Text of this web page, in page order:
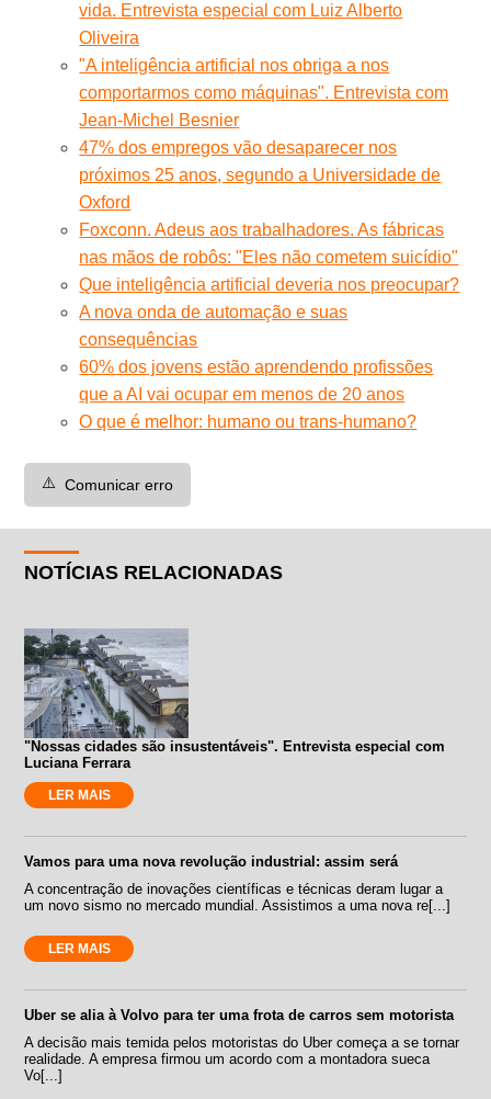
vida. Entrevista especial com Luiz Alberto
Oliveira
"A inteligência artificial nos obriga a nos
comportarmos como máquinas". Entrevista com
Jean-Michel Besnier
47% dos empregos vão desaparecer nos
próximos 25 anos, segundo a Universidade de
Oxford
Foxconn. Adeus aos trabalhadores. As fábricas
nas mãos de robôs: "Eles não cometem suicídio"
Que inteligência artificial deveria nos preocupar?
A nova onda de automação e suas
consequências
60% dos jovens estão aprendendo profissões
que a AI vai ocupar em menos de 20 anos
O que é melhor: humano ou trans-humano?
⚠️ Comunicar erro
NOTÍCIAS RELACIONADAS
"Nossas cidades são insustentáveis". Entrevista especial com
Luciana Ferrara
LER MAIS
Vamos para uma nova revolução industrial: assim será
A concentração de inovações científicas e técnicas deram lugar a
um novo sismo no mercado mundial. Assistimos a uma nova re[...]
LER MAIS
Uber se alia à Volvo para ter uma frota de carros sem motorista
A decisão mais temida pelos motoristas do Uber começa a se tornar
realidade. A empresa firmou um acordo com a montadora sueca
Vo[...]